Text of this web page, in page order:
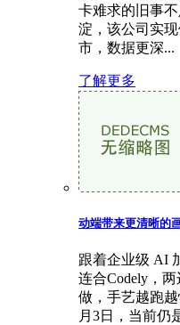
卡难求的旧事
淀，该公司实
市，数据更深...
了解更多
动端带来更清晰的
跟着企业级 AI
连合Codely，
做，手艺越跑
月3日，当前仍